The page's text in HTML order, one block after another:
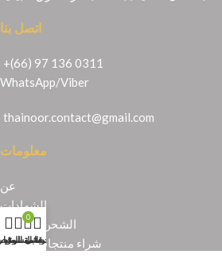
اتصل بنا
+(66) 97 136 0311
WhatsApp/Viber
thainoor.contact@gmail.com
معلومات
عن
الشهادات
الشحن والإرجاع
شراء منتجات تايلندية
قائمة
0
عربة التسوق
حسابي